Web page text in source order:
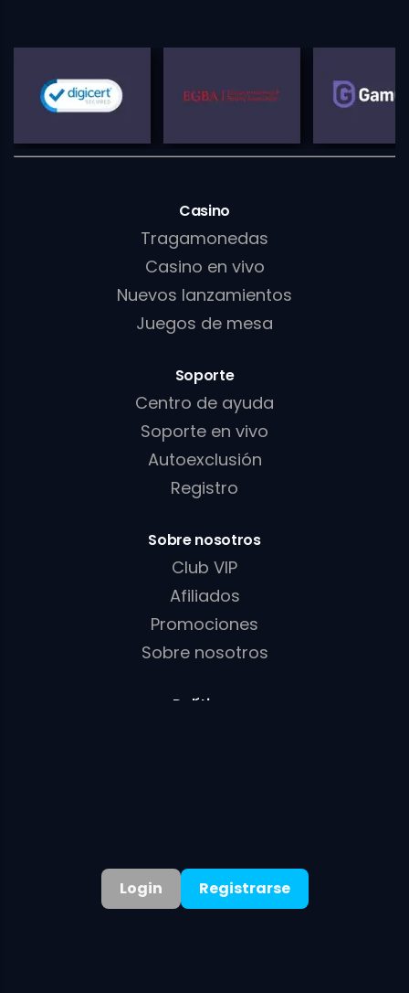
Casino
Tragamonedas
Casino en vivo
Nuevos lanzamientos
Juegos de mesa
Soporte
Centro de ayuda
Soporte en vivo
Autoexclusión
Registro
Sobre nosotros
Club VIP
Afiliados
Promociones
Sobre nosotros
Políticas
Login Registrarse